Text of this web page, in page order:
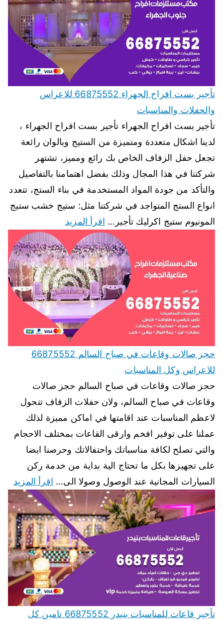
تأجير بست افراح الجهراء 66875552 للاعراس
والحفلات والمناسبات
تأجير بست افراح الجهراء تأجير بست افراح الجهراء ،
لدينا اشكال متعددة ومتميزة من الستيج وبالوان رائعة
تجعل حفل الزفاف الخاص بك رائع ومميز، تشتهر
شركتنا في هذا المجال وذلك بفضل اهتمامنا بالتفاصيل
والتأكد من جودة المواد المستخدمة في بناء الستج، تتعدد
انواع الستج المتواجد في شركتنا مثل: ستيج خشب ستيج
المونيوم ستيج اكرليك تأجير… اقرأ المزيد
حجز صالات وقاعات في صباح السالم 66875552
للاعراس وكل المناسبات
حجز صالات وقاعات في صباح السالم حجز صالات
وقاعات في صباح السالم، ولان حفلات الزفاف تتحول
لاعظم المناسبات عند اقامتها في اماكن مميزة لذلك
عملنا على توفير افخم وارقى القاعات بمختلف الاحجام
والتي تصلح لكافة مناسباتك واحتفالاتك وحرصنا ايضا
على تجهيزها بكل ما تحتاج الية بداية من خدمة ركن
السيارات المجانية عند الوصول وصولا الى… اقرأ المزيد
تأجير قاعات للمناسبات بنيدر 66875552 تامين كل